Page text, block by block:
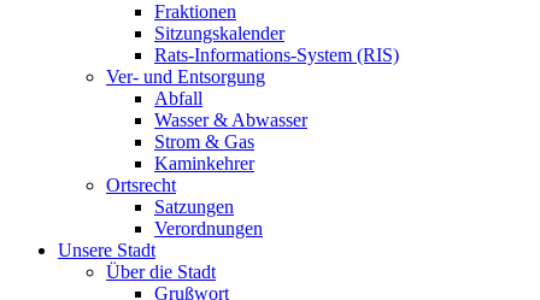
Fraktionen
Sitzungskalender
Rats-Informations-System (RIS)
Ver- und Entsorgung
Abfall
Wasser & Abwasser
Strom & Gas
Kaminkehrer
Ortsrecht
Satzungen
Verordnungen
Unsere Stadt
Über die Stadt
Grußwort